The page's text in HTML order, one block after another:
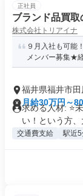
正社員
ブランド品買
株式会社トリアイナ
９月入社も可能
メンバー募集★
福井県福井市田
月給30万円～
求める人材: ⭐️
い！という方、
交通費支給 駅近5